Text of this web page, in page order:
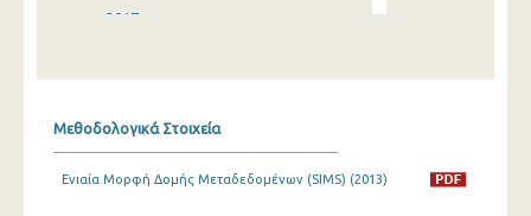
2017
2013
Μεθοδολογικά Στοιχεία
Ενιαία Μορφή Δομής Μεταδεδομένων (SIMS) (2013)